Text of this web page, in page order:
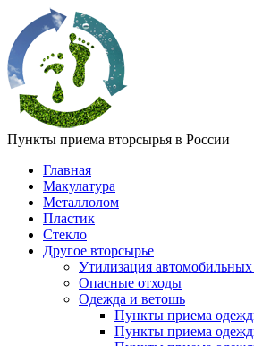
Пункты приема вторсырья в России
Главная
Макулатура
Металлолом
Пластик
Стекло
Другое вторсырье
Утилизация
Опасные отходы
Одежда и ветошь
Пункты приема
Пункты приема